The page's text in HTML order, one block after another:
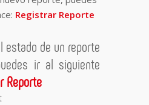
Registrar Reporte
estado de un reporte
ir al siguiente
Reporte